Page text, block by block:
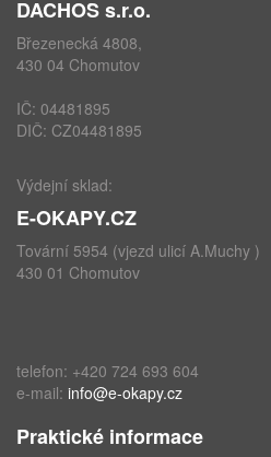
DACHOS s.r.o.
Březenecká 4808,
430 04 Chomutov
IČ: 04481895
DIČ: CZ04481895
Výdejní sklad:
E-OKAPY.CZ
Tovární 5954 (vjezd ulicí A.Muchy )
430 01 Chomutov
telefon: +420 724 693 604
e-mail: info@e-okapy.cz
Praktické informace